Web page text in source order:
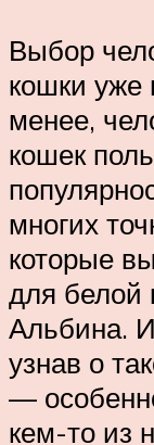
Выбор
кошки уже
менее,
кошек
многих
которые
для белой
Альбина.
узнав о
—
кем-то из